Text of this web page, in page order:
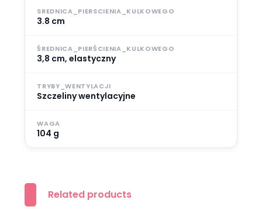
SREDNICA_PIERSCIENIA_KULKOWEGO
3.8 cm
ŚREDNICA_PIERŚCIENIA_KULKOWEGO
3,8 cm, elastyczny
TRYBY_WENTYLACJI
Szczeliny wentylacyjne
WAGA
104 g
Related products